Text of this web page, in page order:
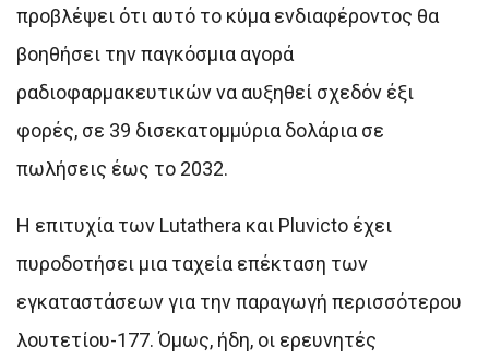
προβλέψει ότι αυτό το κύμα ενδιαφέροντος θα
βοηθήσει την παγκόσμια αγορά
ραδιοφαρμακευτικών να αυξηθεί σχεδόν έξι
φορές, σε 39 δισεκατομμύρια δολάρια σε
πωλήσεις έως το 2032.
Η επιτυχία των Lutathera και Pluvicto έχει
πυροδοτήσει μια ταχεία επέκταση των
εγκαταστάσεων για την παραγωγή περισσότερου
λουτετίου-177. Όμως, ήδη, οι ερευνητές